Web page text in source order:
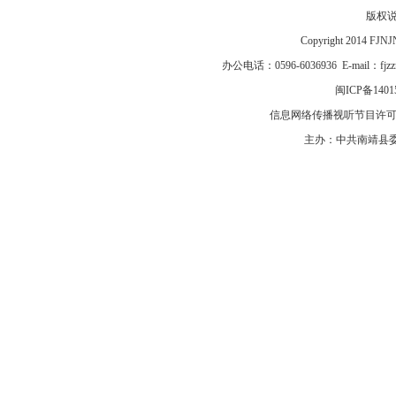
版权
Copyright 2014
办公电话：0596-6036936 E-mail：
闽ICP备
信息网络传播视听节目许
主办：中共南靖县